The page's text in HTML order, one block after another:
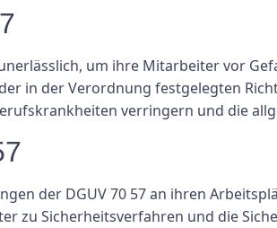
um ihre Mitarbeiter vor
in der Verordnung festgelegten
verringern und die
der DGUV 70 57 an ihren
zu Sicherheitsverfahren und die